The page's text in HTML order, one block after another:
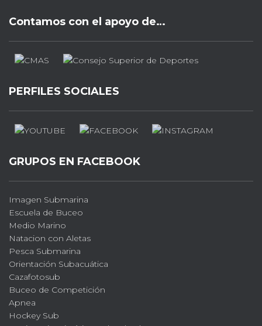
Contamos con el apoyo de…
PERFILES SOCIALES
GRUPOS EN FACEBOOK
Imagen Submarina
Escuela de Buceo
Medio Marino
Natacion con Aletas
Pesca Submarina
Orientación Subacuática
Cazafotosub
Buceo de Competición
Apnea
Hockey Sub